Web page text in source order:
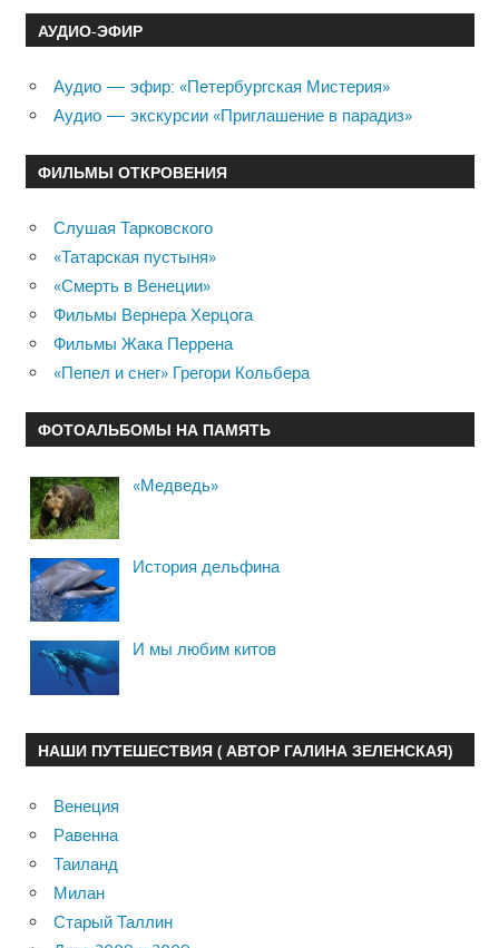
АУДИО-ЭФИР
Аудио — эфир: «Петербургская Мистерия»
Аудио — экскурсии «Приглашение в парадиз»
ФИЛЬМЫ ОТКРОВЕНИЯ
Слушая Тарковского
«Татарская пустыня»
«Смерть в Венеции»
Фильмы Вернера Херцога
Фильмы Жака Перрена
«Пепел и снег» Грегори Кольбера
ФОТОАЛЬБОМЫ НА ПАМЯТЬ
«Медведь»
История дельфина
И мы любим китов
НАШИ ПУТЕШЕСТВИЯ ( АВТОР ГАЛИНА ЗЕЛЕНСКАЯ)
Венеция
Равенна
Таиланд
Милан
Старый Таллин